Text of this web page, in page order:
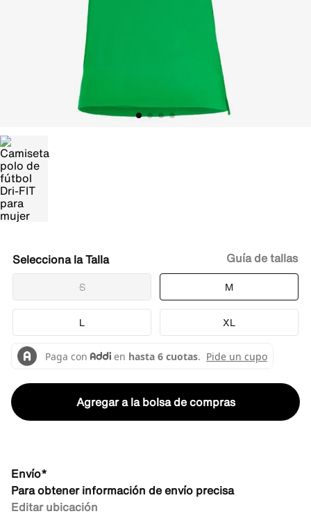
Talla
S M
L XL
Guía de tallas
Agregar a la bolsa de compras
Envío*
Para obtener información de envío precisa
Editar ubicación